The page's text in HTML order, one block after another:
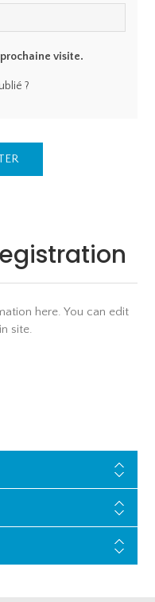
visite.
?
here. You can edit
site.